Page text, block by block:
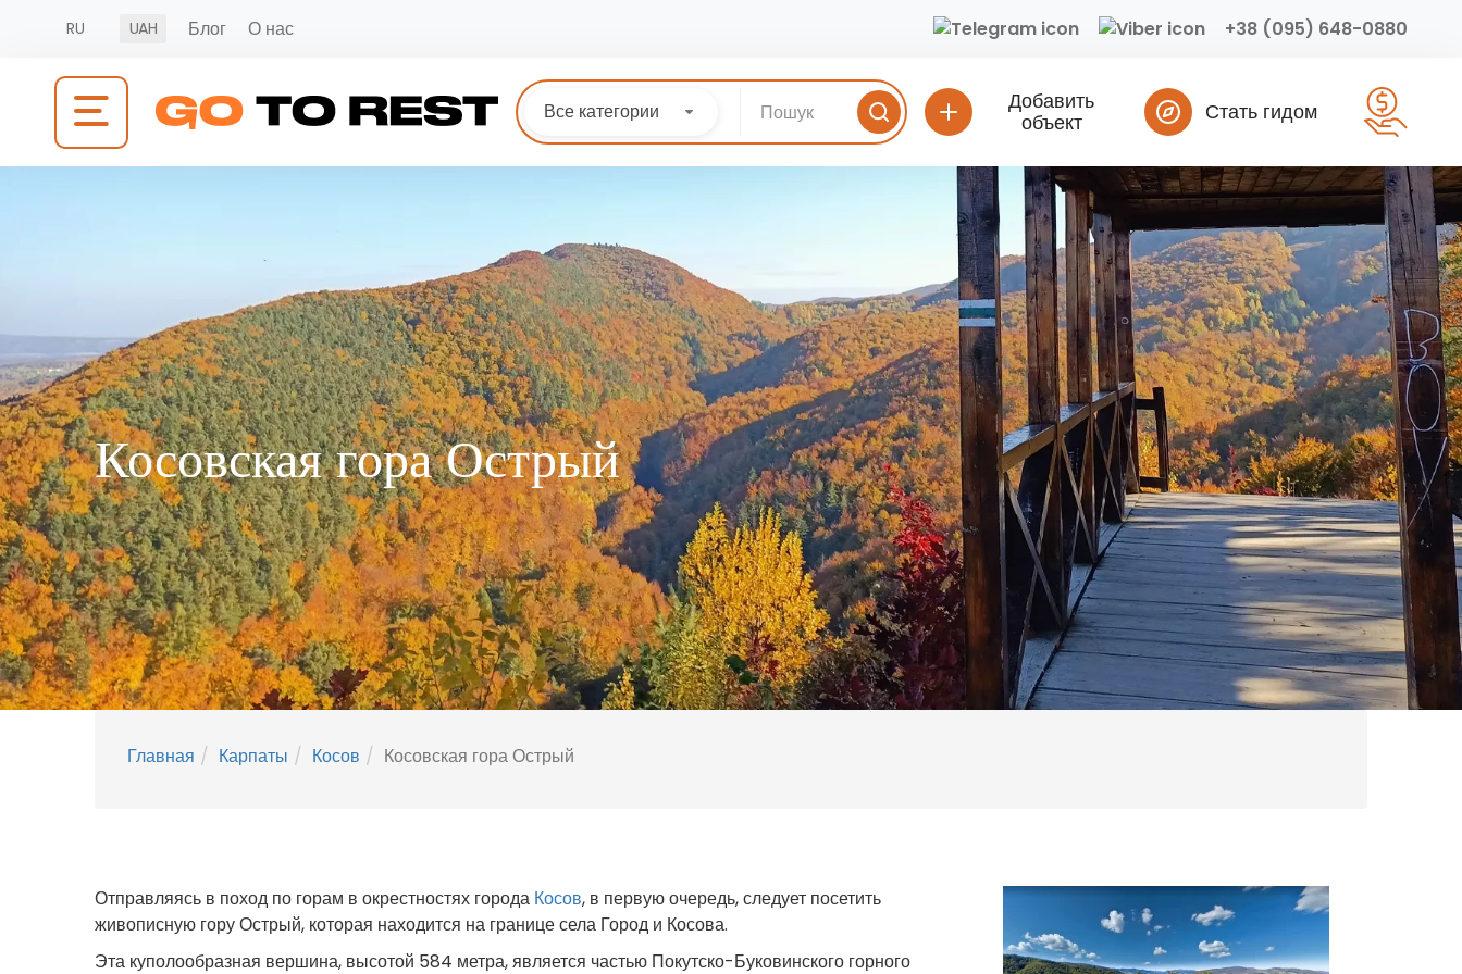
RU UAH Блог О нас +38 (095) 648-0880
Все категории
Добавить
объект
Стать гидом
Косовская гора Острый
Главная Карпаты Косов Косовская гора Острый
Отправляясь в поход по горам в окрестностях города Косов, в первую очередь, следует посетить
живописную гору Острый, которая находится на границе села Город и Косова.
Эта куполообразная вершина, высотой 584 метра, является частью Покутско-Буковинского горного